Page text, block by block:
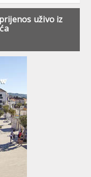
uživo iz